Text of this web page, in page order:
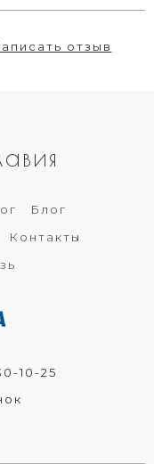
отзыв
Блог
Контакты
10-25